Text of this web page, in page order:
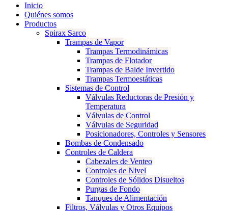
Inicio
Quiénes somos
Productos
Spirax Sarco
Trampas de Vapor
Trampas Termodinámicas
Trampas de Flotador
Trampas de Balde Invertido
Trampas Termoestáticas
Sistemas de Control
Válvulas Reductoras de Presión y
Temperatura
Válvulas de Control
Válvulas de Seguridad
Posicionadores, Controles y Sensores
Bombas de Condensado
Controles de Caldera
Cabezales de Venteo
Controles de Nivel
Controles de Sólidos Disueltos
Purgas de Fondo
Tanques de Alimentación
Filtros, Válvulas y Otros Equipos